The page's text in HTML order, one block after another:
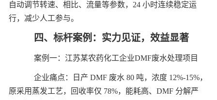
自动调节转速、相比、流量等参数，24 小时连续稳定运
行，减少人工参与。
四、标杆案例：实力见证，效益显著
案例一：江苏某农药化工企业DMF废水处理项目
企业痛点：日产 DMF 废水 80 吨，浓度 12%-15%，
原采用蒸发工艺，回收率仅 78%，能耗高、DMF 分解严